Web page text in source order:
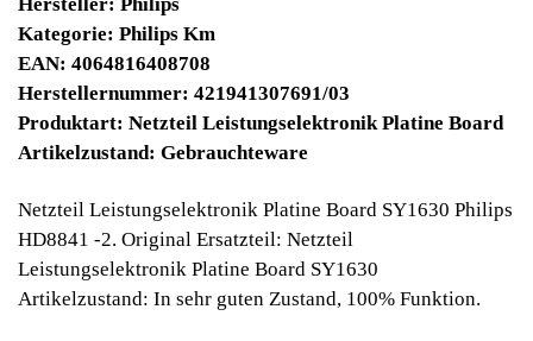
Winpoints JACKPOT liegt bei:
Jetzt kaufen
Ab 10€ Warenwert ist die Lieferung